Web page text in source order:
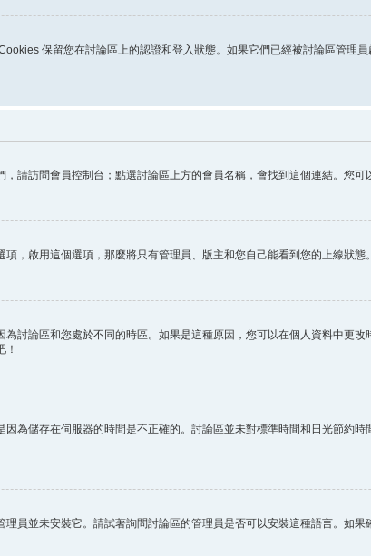
保留您在討論區上的認證和登入狀態。如果它們已經被討論區管理
請訪問會員控制台；點選討論區上方的會員名稱，會找到這個連結。您可
項，啟用這個選項，那麼將只有管理員、版主和您自己能看到您的上線狀態
討論區和您處於不同的時區。如果是這種原因，您可以在個人資料中更
！
為儲存在伺服器的時間是不正確的。討論區並未對標準時間和日光節約
員並未安裝它。請試著詢問討論區的管理員是否可以安裝這種語言。如